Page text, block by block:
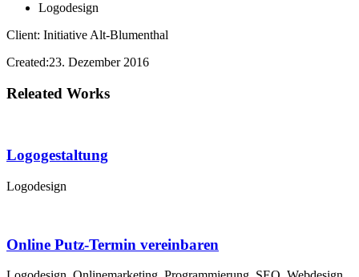
Logodesign
Client: Initiative Alt-Blumenthal
Created:23. Dezember 2016
Releated Works
Logogestaltung
Logodesign
Online Putz-Termin vereinbaren